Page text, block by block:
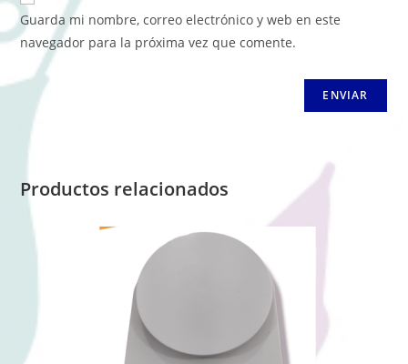
Guarda mi nombre, correo electrónico y web en este
navegador para la próxima vez que comente.
Productos relacionados